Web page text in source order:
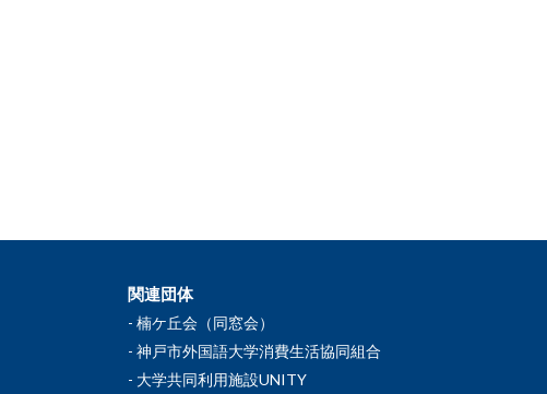
関連団体
楠ケ丘会（同窓会）
神戸市外国語大学消費生活協同組合
大学共同利用施設UNITY